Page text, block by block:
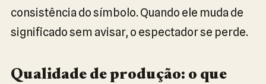
consistência do símbolo. Quando ele muda de
significado sem avisar, o espectador se perde.
Qualidade de produção: o que